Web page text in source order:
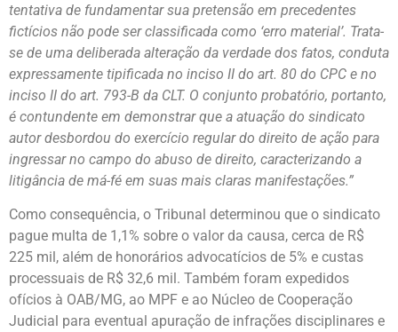
tentativa de fundamentar sua pretensão em precedentes
fictícios não pode ser classificada como ‘erro material’. Trata-
se de uma deliberada alteração da verdade dos fatos, conduta
expressamente tipificada no inciso II do art. 80 do CPC e no
inciso II do art. 793-B da CLT. O conjunto probatório, portanto,
é contundente em demonstrar que a atuação do sindicato
autor desbordou do exercício regular do direito de ação para
ingressar no campo do abuso de direito, caracterizando a
litigância de má-fé em suas mais claras manifestações.”
Como consequência, o Tribunal determinou que o sindicato
pague multa de 1,1% sobre o valor da causa, cerca de R$
225 mil, além de honorários advocatícios de 5% e custas
processuais de R$ 32,6 mil. Também foram expedidos
ofícios à OAB/MG, ao MPF e ao Núcleo de Cooperação
Judicial para eventual apuração de infrações disciplinares e